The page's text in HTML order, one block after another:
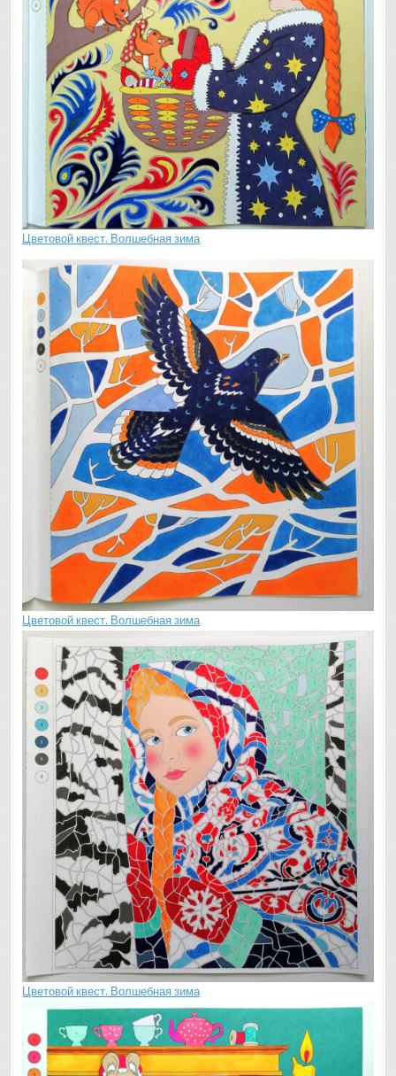
Цветовой квест. Волшебная зима
Цветовой квест. Волшебная зима
Цветовой квест. Волшебная зима